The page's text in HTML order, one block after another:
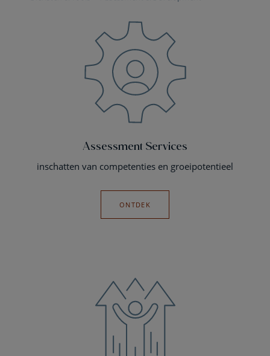
Assessment Services
inschatten van competenties en groeipotentieel
ONTDEK